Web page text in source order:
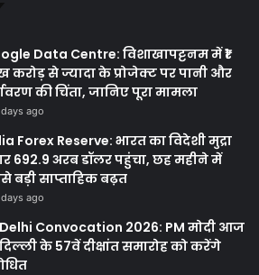
Data Centre: विशाखापट्टनम में ₹1
करोड़ से ज्यादा के प्रोजेक्ट पर पानी और
की चिंता, जानिए पूरा मामला
ago
Forex Reserve: भारत का विदेशी मुद्रा
692.9 अरब डॉलर पहुंचा, छह महीने में
बड़ी साप्ताहिक बढ़त
ago
Convocation 2026: PM मोदी आज
के 57वें दीक्षांत समारोह को करेंगे